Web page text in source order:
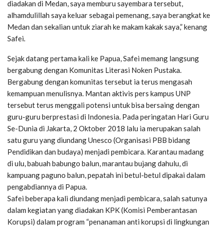
diadakan di Medan, saya memburu sayembara tersebut,
alhamdulillah saya keluar sebagai pemenang, saya berangkat ke
Medan dan sekalian untuk ziarah ke makam kakak saya,” kenang
Safei.
Sejak datang pertama kali ke Papua, Safei memang langsung
bergabung dengan Komunitas Literasi Noken Pustaka.
Bergabung dengan komunitas tersebut ia terus mengasah
kemampuan menulisnya. Mantan aktivis pers kampus UNP
tersebut terus menggali potensi untuk bisa bersaing dengan
guru-guru berprestasi di Indonesia. Pada peringatan Hari Guru
Se-Dunia di Jakarta, 2 Oktober 2018 lalu ia merupakan salah
satu guru yang diundang Unesco (Organisasi PBB bidang
Pendidikan dan budaya) menjadi pembicara. Karantau madang
di ulu, babuah babungo balun, marantau bujang dahulu, di
kampuang paguno balun, pepatah ini betul-betul dipakai dalam
pengabdiannya di Papua.
Safei beberapa kali diundang menjadi pembicara, salah satunya
dalam kegiatan yang diadakan KPK (Komisi Pemberantasan
Korupsi) dalam program “penanaman anti korupsi di lingkungan